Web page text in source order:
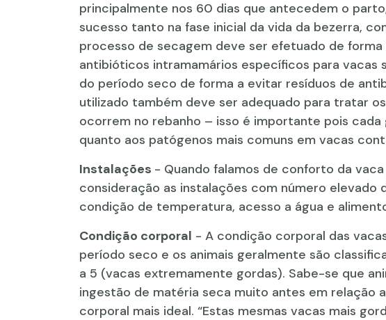
principalmente nos 60 dias que antecedem o
sucesso tanto na fase inicial da vida da bezerra,
processo de secagem deve ser efetuado de
antibióticos intramamários específicos para vacas
do período seco de forma a evitar resíduos de
utilizado também deve ser adequado para tratar
ocorrem no rebanho – isso é importante pois
quanto aos patógenos mais comuns em vacas
Instalações - Quando falamos de conforto da
consideração as instalações com número elevado
condição de temperatura, acesso a água e
Condição corporal - A condição corporal das
período seco e os animais geralmente são
a 5 (vacas extremamente gordas). Sabe-se que
ingestão de matéria seca muito antes em relação
corporal mais ideal. “Estas mesmas vacas mais